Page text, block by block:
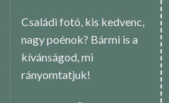
Családi fotó, kis kedvenc,
nagy poénok? Bármi is a
kívánságod, mi
rányomtatjuk!